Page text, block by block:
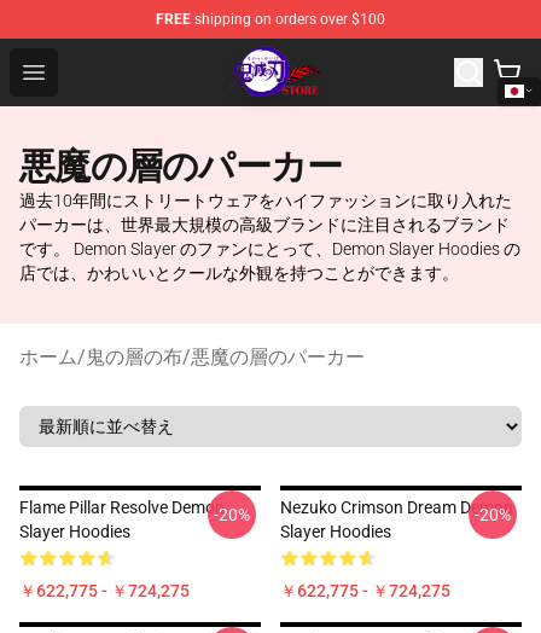
FREE shipping on orders over $100
Open menu
Kimetsu no Yaiba Store - Official Kimetsu no Yaiba
悪魔の層のパーカー
過去10年間にストリートウェアをハイファッションに取り入れた
パーカーは、世界最大規模の高級ブランドに注目されるブランド
です。 Demon Slayer のファンにとって、Demon Slayer Hoodies の
店では、かわいいとクールな外観を持つことができます。
ホーム/鬼の層の布/悪魔の層のパーカー
Flame Pillar Resolve Demon
Slayer Hoodies
￥622,775 - ￥724,275
-20%
Nezuko Crimson Dream Demon
Slayer Hoodies
￥622,775 - ￥724,275
-20%